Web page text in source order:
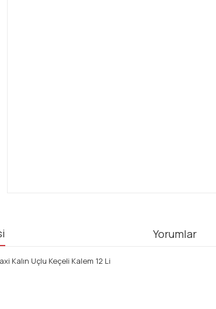
Yorumlar
Kalın Uçlu Keçeli Kalem 12 Li
bilgisi, resim, ürün açıklamalarında ve diğer